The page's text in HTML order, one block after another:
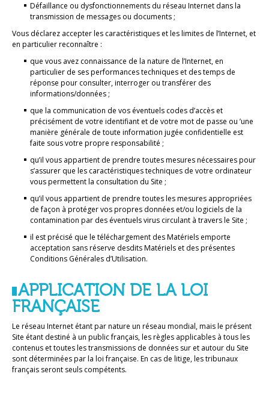
Défaillance ou dysfonctionnements du réseau Internet dans la
transmission de messages ou documents ;
Vous déclarez accepter les caractéristiques et les limites de l’Internet, et
en particulier reconnaître :
que vous avez connaissance de la nature de l’Internet, en
particulier de ses performances techniques et des temps de
réponse pour consulter, interroger ou transférer des
informations/données ;
que la communication de vos éventuels codes d’accès et
précisément de votre identifiant et de votre mot de passe ou ’une
manière générale de toute information jugée confidentielle est
faite sous votre propre responsabilité ;
qu’il vous appartient de prendre toutes mesures nécessaires pour
s’assurer que les caractéristiques techniques de votre ordinateur
vous permettent la consultation du Site ;
qu’il vous appartient de prendre toutes les mesures appropriées
de façon à protéger vos propres données et/ou logiciels de la
contamination par des éventuels virus circulant à travers le Site ;
il est précisé que le téléchargement des Matériels emporte
acceptation sans réserve desdits Matériels et des présentes
Conditions Générales d’Utilisation.
APPLICATION DE LA LOI
FRANÇAISE
Le réseau Internet étant par nature un réseau mondial, mais le présent
Site étant destiné à un public français, les règles applicables à tous les
contenus et toutes les transmissions de données sur et autour du Site
sont déterminées par la loi française. En cas de litige, les tribunaux
français seront seuls compétents.